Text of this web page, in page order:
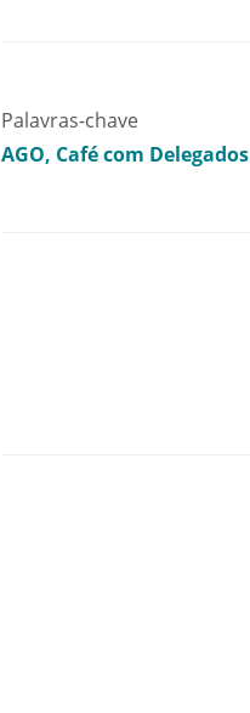
Palavras-chave
AGO Café com Delegados